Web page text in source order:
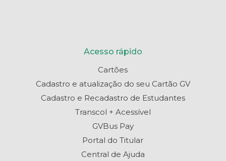
Acesso rápido
Cartões
Cadastro e atualização do seu Cartão GV
Cadastro e Recadastro de Estudantes
Transcol + Acessível
GVBus Pay
Portal do Titular
Central de Ajuda